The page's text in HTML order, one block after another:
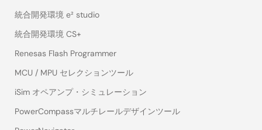
統合開発環境 e² studio
統合開発環境 CS+
Renesas Flash Programmer
MCU / MPU セレクションツール
iSim オペアンプ・シミュレーション
PowerCompassマルチレールデザインツール